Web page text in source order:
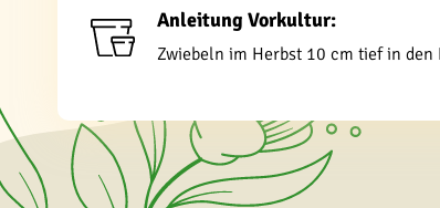
Anleitung Vorkultur:
Zwiebeln im Herbst 10 cm tief in den